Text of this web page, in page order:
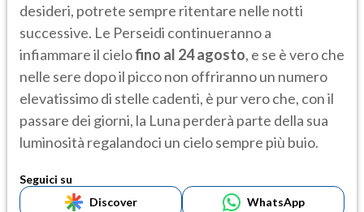
desideri, potrete sempre ritentare nelle notti
successive. Le Perseidi continueranno a
infiammare il cielofino al 24 agosto, e se è vero che
nelle sere dopo il picco non offriranno un numero
elevatissimo di stelle cadenti, è pur vero che, con il
passare dei giorni, la Luna perderà parte della sua
luminosità regalandoci un cielo sempre più buio.
Seguici su
Discover
WhatsApp